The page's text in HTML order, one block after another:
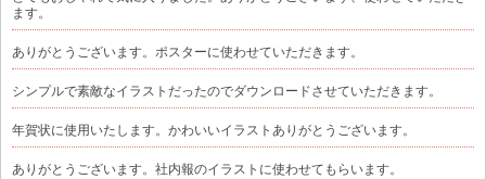
ます。
ありがとうございます。ポスターに使わせていただきます。
シンプルで素敵なイラストだったのでダウンロードさせていただきます。
年賀状に使用いたします。かわいいイラストありがとうございます。
ありがとうございます。社内報のイラストに使わせてもらいます。